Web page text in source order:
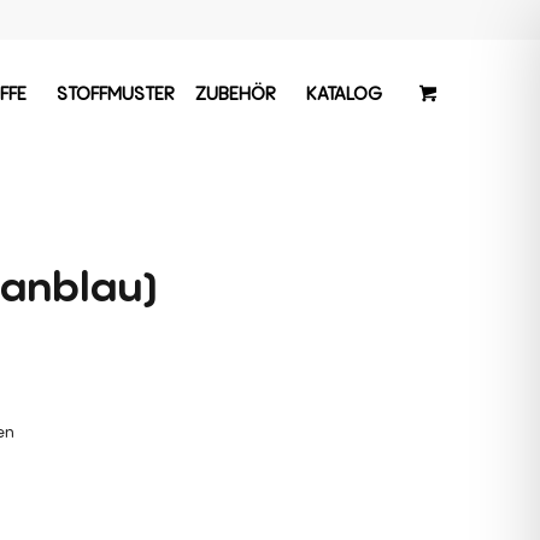
STOFFMUSTER ZUBEHÖR KATALOG